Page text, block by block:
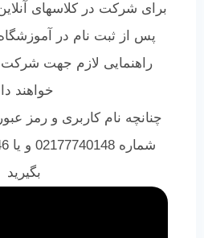
برای شرکت در کلاسهای
پس از ثبت نام در
راهنمایی لازم جهت شرکت
خواهند
چنانچه نام کاربری و رمز
بگیرید